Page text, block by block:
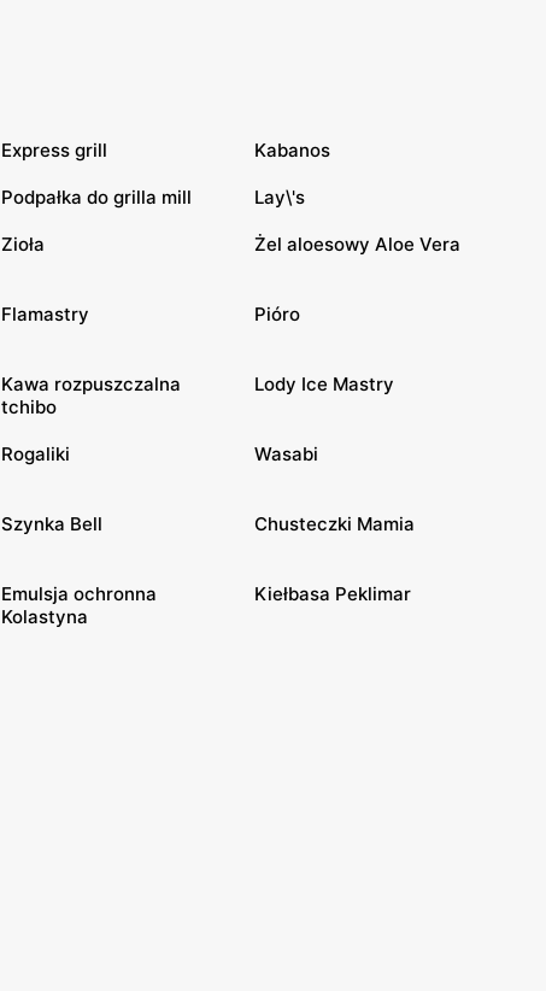
Express grill Kabanos
Podpałka do grilla mill Lay\'s
Zioła Żel aloesowy Aloe Vera
Flamastry Pióro
Kawa rozpuszczalna
tchibo
Lody Ice Mastry
Rogaliki Wasabi
Szynka Bell Chusteczki Mamia
Emulsja ochronna
Kolastyna
Kiełbasa Peklimar